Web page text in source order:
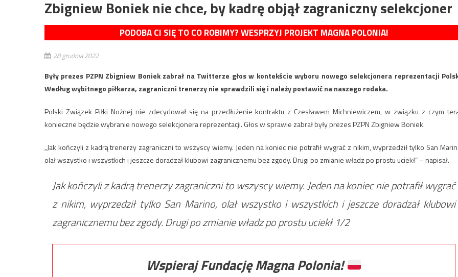
Zbigniew Boniek nie chce, by kadrę objął zagraniczny selekcjoner
PODOBA CI SIĘ TO CO ROBIMY? WESPRZYJ PROJEKT MAGNA POLONIA!
28 grudnia 2022
Były prezes PZPN Zbigniew Boniek zabrał na Twitterze głos w kontekście wyboru nowego selekcjonera reprezentacji
Według wybitnego piłkarza, zagraniczni trenerzy nie sprawdzili się i należy postawić na naszego rodaka.
Polski Związek Piłki Nożnej nie zdecydował się na przedłużenie kontraktu z Czesławem Michniewiczem, w związku z czym
konieczne będzie wybranie nowego selekcjonera reprezentacji. Głos w sprawie zabrał były prezes PZPN Zbigniew Boniek.
„Jak kończyli z kadrą trenerzy zagraniczni to wszyscy wiemy. Jeden na koniec nie potrafił wygrać z nikim, wyprzedził tylko San
olał wszystko i wszystkich i jeszcze doradzał klubowi zagranicznemu bez zgody. Drugi po zmianie władz po prostu uciekł” – napisał.
Jak kończyli z kadrą trenerzy zagraniczni to wszyscy wiemy. Jeden na koniec nie potrafił wygrać
z nikim, wyprzedził tylko San Marino, olał wszystko i wszystkich i jeszcze doradzał klubowi
zagranicznemu bez zgody. Drugi po zmianie władz po prostu uciekł 1/2
Wspieraj Fundację Magna Polonia!